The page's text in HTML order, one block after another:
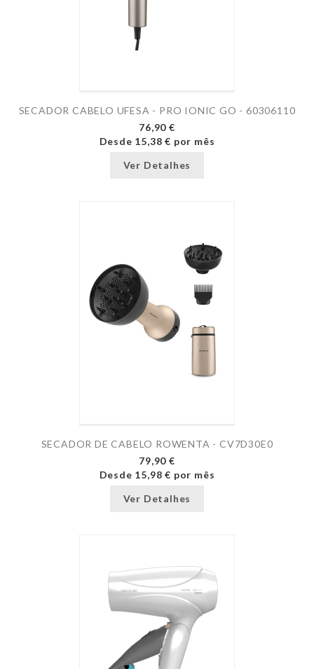
SECADOR CABELO UFESA - PRO IONIC GO - 60306110
76,90 €
Desde 15,38 € por mês
Ver Detalhes
SECADOR DE CABELO ROWENTA - CV7D30E0
79,90 €
Desde 15,98 € por mês
Ver Detalhes